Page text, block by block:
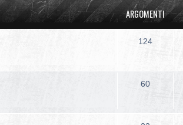
ARGOMENTI
124
60